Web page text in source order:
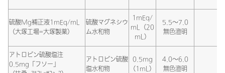
硫酸Mg補正液1mEq/mL
（大塚工場=大塚製薬）
硫酸マグネシウ
ム水和物
1mEq/
mL（20
mL）
5.5～7.0
無色澄明
アトロピン硫酸塩注
0.5mg「フソー」
アトロピン硫酸
塩水和物
0.5mg
（1mL）
4.0～6.0
無色澄明